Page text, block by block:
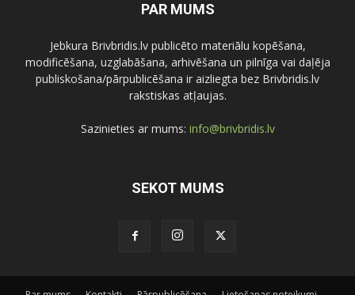
PAR MUMS
Jebkura Brivbridis.lv publicēto materiālu kopēšana,
modificēšana, uzglabāšana, arhivēšana un pilnīga vai daļēja
publiskošana/pārpublicēšana ir aizliegta bez Brivbridis.lv
rakstiskas atļaujas.
Sazinieties ar mums: info@brivbridis.lv
SEKOT MUMS